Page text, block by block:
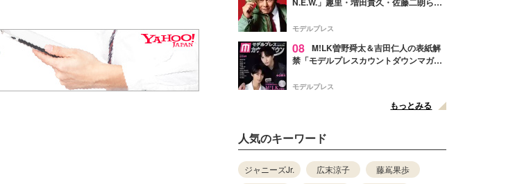
徴する“謎のキーワード”も
モデルプレス
08 M!LK曽野舜太＆吉田仁人の表紙解
禁「モデルプレスカウントダウンマガジ
モデルプレス
もっとみる
人気のキーワード
ジャニーズJr. 広末涼子
藤嶌果歩